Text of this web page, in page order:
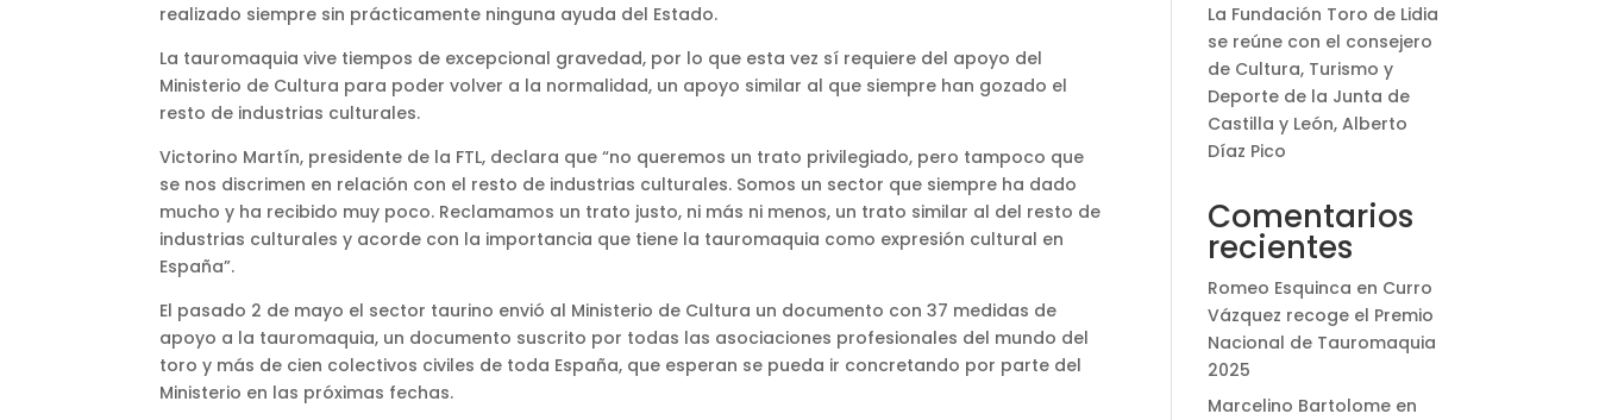
realizado siempre sin prácticamente ninguna ayuda del Estado.
La tauromaquia vive tiempos de excepcional gravedad, por lo que esta vez sí requiere del apoyo del
Ministerio de Cultura para poder volver a la normalidad, un apoyo similar al que siempre han gozado el
resto de industrias culturales.
Victorino Martín, presidente de la FTL, declara que “no queremos un trato privilegiado, pero tampoco que
se nos discrimen en relación con el resto de industrias culturales. Somos un sector que siempre ha dado
mucho y ha recibido muy poco. Reclamamos un trato justo, ni más ni menos, un trato similar al del resto de
industrias culturales y acorde con la importancia que tiene la tauromaquia como expresión cultural en
España”.
El pasado 2 de mayo el sector taurino envió al Ministerio de Cultura un documento con 37 medidas de
apoyo a la tauromaquia, un documento suscrito por todas las asociaciones profesionales del mundo del
toro y más de cien colectivos civiles de toda España, que esperan se pueda ir concretando por parte del
Ministerio en las próximas fechas.
La Fundación Toro de Lidia
se reúne con el consejero
de Cultura, Turismo y
Deporte de la Junta de
Castilla y León, Alberto
Díaz Pico
Comentarios
recientes
Romeo Esquinca en Curro
Vázquez recoge el Premio
Nacional de Tauromaquia
2025
Marcelino Bartolome en